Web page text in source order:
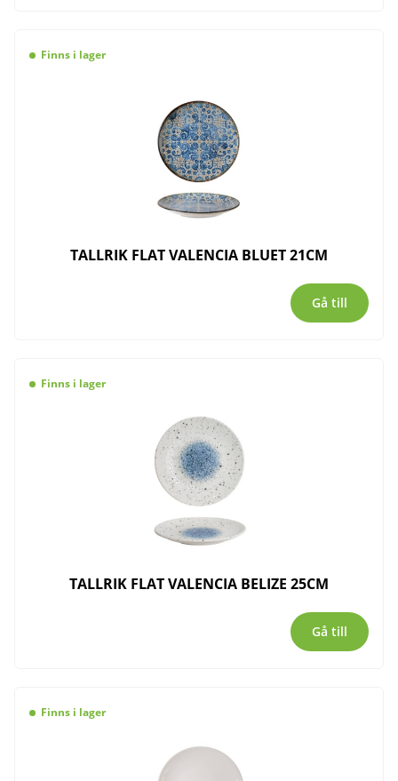
Finns i lager
TALLRIK FLAT VALENCIA BLUET 21CM
Gå till
Finns i lager
TALLRIK FLAT VALENCIA BELIZE 25CM
Gå till
Finns i lager